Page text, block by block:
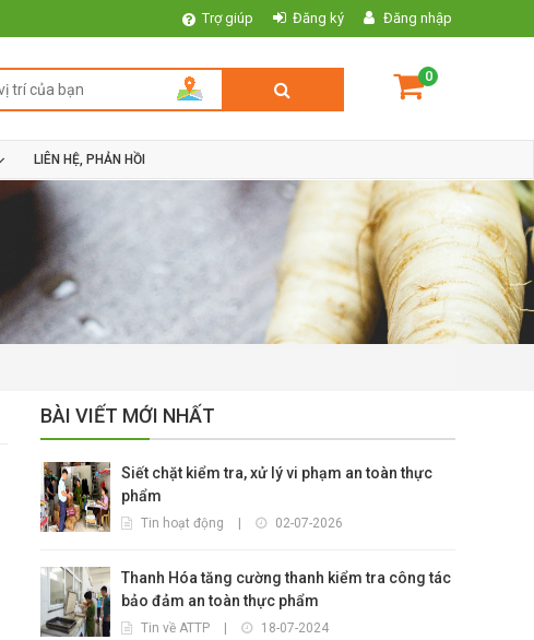
Trợ giúp Đăng ký Đăng nhập
0
LIÊN HỆ, PHẢN HỒI
BÀI VIẾT MỚI NHẤT
Siết chặt kiểm tra, xử lý vi phạm an toàn thực
phẩm
Tin hoạt động 02-07-2026
Thanh Hóa tăng cường thanh kiểm tra công tác
bảo đảm an toàn thực phẩm
Tin về ATTP 18-07-2024